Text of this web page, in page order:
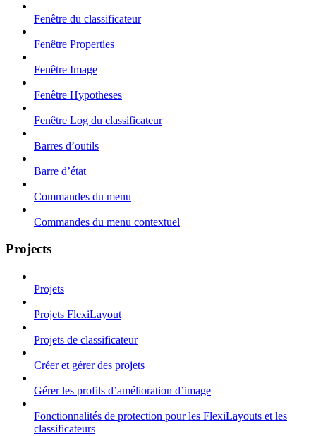
Fenêtre du classificateur
Fenêtre Properties
Fenêtre Image
Fenêtre Hypotheses
Fenêtre Log du classificateur
Barres d’outils
Barre d’état
Commandes du menu
Commandes du menu contextuel
Projects
Projets
Projets FlexiLayout
Projets de classificateur
Créer et gérer des projets
Gérer les profils d’amélioration d’image
Fonctionnalités de protection pour les FlexiLayouts et les
classificateurs